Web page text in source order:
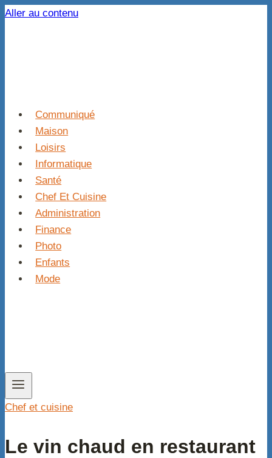
Aller au contenu
Communiqué
Maison
Loisirs
Informatique
Santé
Chef Et Cuisine
Administration
Finance
Photo
Enfants
Mode
Chef et cuisine
Le vin chaud en restaurant